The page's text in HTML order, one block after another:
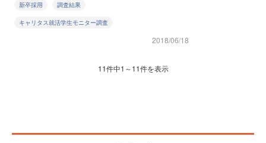
新卒採用 調査結果
キャリタス就活学生モニター調査
2018/06/18
11件中1～11件を表示